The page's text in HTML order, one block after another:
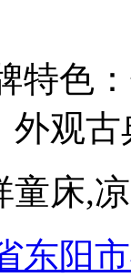
特色：
外观古
童床,
东阳